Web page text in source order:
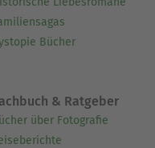
Bücher
& Ratgeber
über Fotografie